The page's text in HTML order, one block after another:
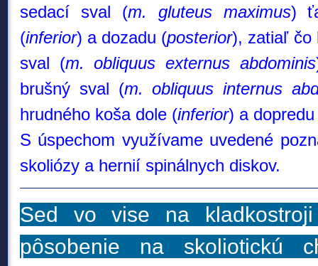
sedací sval (m. gluteus maximus)
(inferior) a dozadu (posterior), zatiaľ čo
sval (m. obliquus externus abdominis
brušný sval (m. obliquus internus
hrudného koša dole (inferior) a
S úspechom využívame uvedené
skoliózy a hernií spinálnych diskov.
Sed vo vise na
pôsobenie na skoliotickú